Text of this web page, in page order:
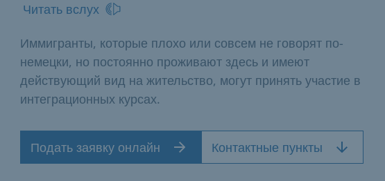
Читать вслух
Иммигранты, которые плохо или совсем не говорят по-
немецки, но постоянно проживают здесь и имеют
действующий вид на жительство, могут принять участие в
интеграционных курсах.
Подать заявку онлайн Контактные пункты